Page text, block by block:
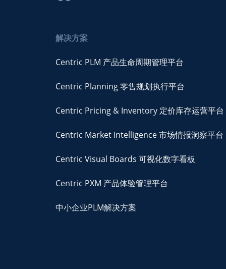
解决方案
Centric PLM 产品生命周期管理平台
Centric Planning 零售规划执行平台
Centric Pricing & Inventory 定价库存运营平台
Centric Market Intelligence 市场情报洞察平台
Centric Visual Boards 可视化数字看板
Centric PXM 产品体验管理平台
中小企业PLM解决方案